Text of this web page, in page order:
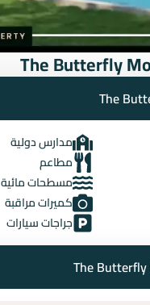
مدارس دولية
مطاعم
مسطحات مائية
كميرات مراقبة
جراجات سيارات